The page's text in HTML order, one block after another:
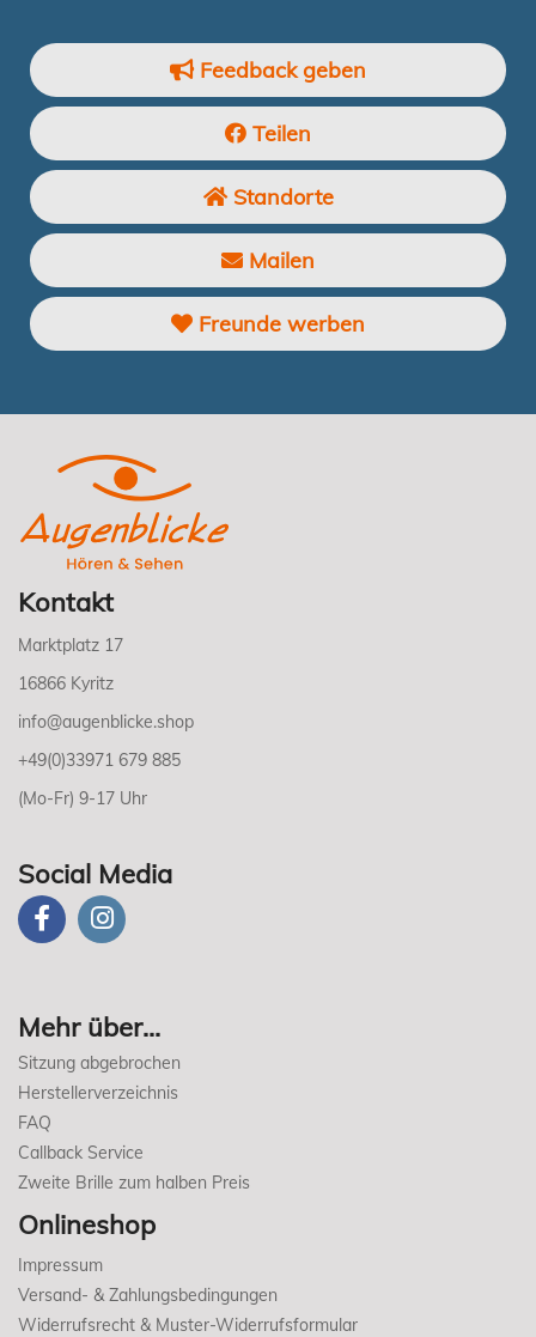
Feedback geben
Teilen
Standorte
Mailen
Freunde werben
Kontakt
Marktplatz 17
16866 Kyritz
info@augenblicke.shop
+49(0)33971 679 885
(Mo-Fr) 9-17 Uhr
Social Media
Mehr über...
Sitzung abgebrochen
Herstellerverzeichnis
FAQ
Callback Service
Zweite Brille zum halben Preis
Onlineshop
Impressum
Versand- & Zahlungsbedingungen
Widerrufsrecht & Muster-Widerrufsformular